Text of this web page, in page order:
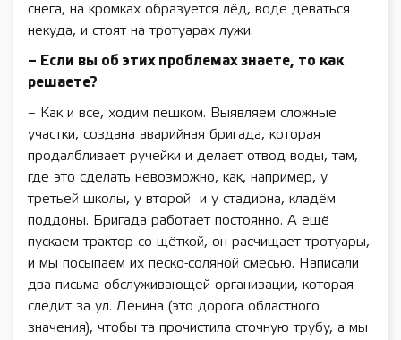
снега, на кромках образуется лёд, воде деваться
некуда, и стоят на тротуарах лужи.
– Если вы об этих проблемах знаете, то как
решаете?
– Как и все, ходим пешком. Выявляем сложные
участки, создана аварийная бригада, которая
продалбливает ручейки и делает отвод воды, там,
где это сделать невозможно, как, например, у
третьей школы, у второй и у стадиона, кладём
поддоны. Бригада работает постоянно. А ещё
пускаем трактор со щёткой, он расчищает тротуары,
и мы посыпаем их песко-соляной смесью. Написали
два письма обслуживающей организации, которая
следит за ул. Ленина (это дорога областного
значения), чтобы та прочистила сточную трубу, а мы